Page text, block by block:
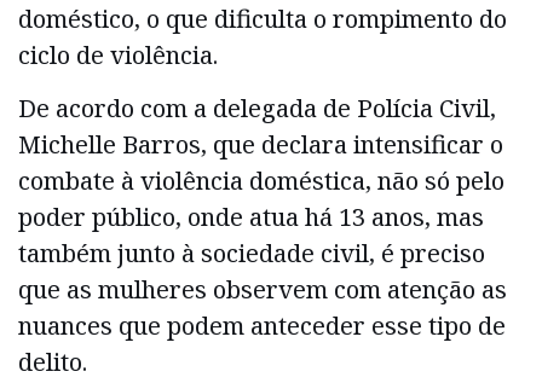
doméstico, o que dificulta o rompimento do
ciclo de violência.
De acordo com a delegada de Polícia Civil,
Michelle Barros, que declara intensificar o
combate à violência doméstica, não só pelo
poder público, onde atua há 13 anos, mas
também junto à sociedade civil, é preciso
que as mulheres observem com atenção as
nuances que podem anteceder esse tipo de
delito.